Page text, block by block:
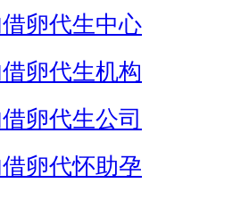
借卵代生中心
卵代生机构
卵代生公司
卵代怀助孕